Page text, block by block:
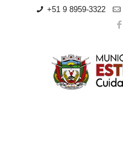
+51 9 8959-3322